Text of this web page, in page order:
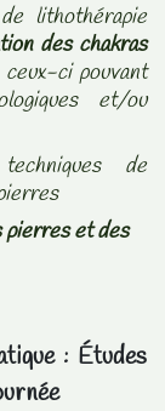
de lithothérapie
des chakras
ci pouvant
et/ou
de
pierres et des
: Études